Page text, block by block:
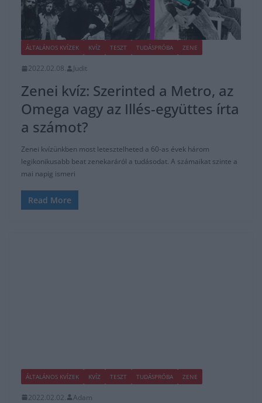
ÁLTALÁNOS KVÍZEK KVÍZ TESZT TUDÁSPRÓBA ZENE
2022.02.08. Judit
Zenei kvíz: Szerinted a Metro, az
Omega vagy az Illés-együttes írta
a számot?
Zenei kvízünkben most letesztelheted a 60-as évek három
legikonikusabb beat zenekaráról a tudásodat. A számaikat szinte a
mai napig ismeri
Read More
ÁLTALÁNOS KVÍZEK KVÍZ TESZT TUDÁSPRÓBA ZENE
2022.02.02. Adam